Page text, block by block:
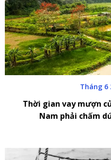
Tháng 6
Thời gian vay mượn
Nam phải chấm